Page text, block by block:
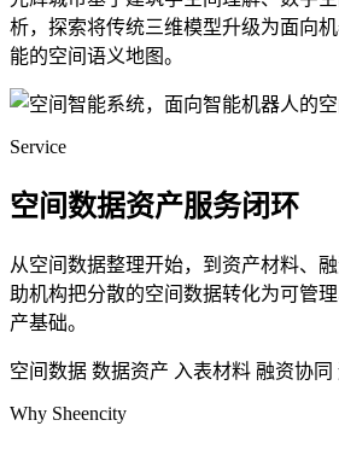
析，探索将传统三维模型升级为面向
能的空间语义地图。
Service
空间数据资产服务闭环
从空间数据整理开始，到资产材料、
助机构把分散的空间数据转化为可管
产基础。
空间数据 数据资产 入表材料 融资协同
Why Sheencity